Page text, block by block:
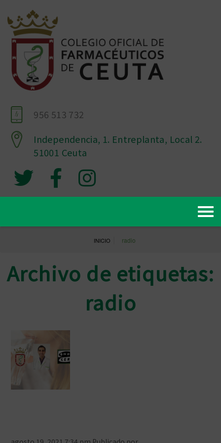
956 513 732
Independencia, 1. Entreplanta, Local 2.
51001 Ceuta
INICIO radio
Archivo de etiquetas:
radio